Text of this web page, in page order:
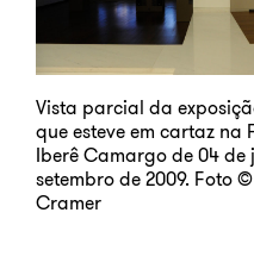
Vista parcial da
que esteve em cartaz na
Iberê Camargo de 04 de
setembro de 2009. Foto
Cramer